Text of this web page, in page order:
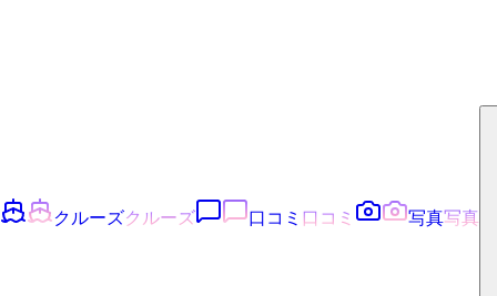
クルーズクルーズ 口コミ 口コミ 写真写真